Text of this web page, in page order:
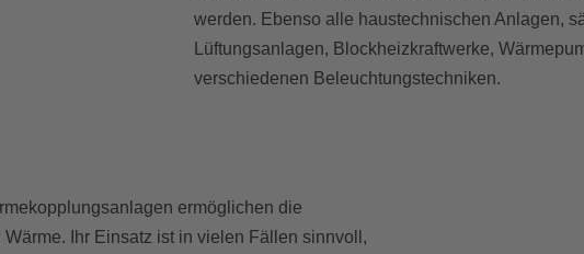
werden. Ebenso alle haustechnischen Anlagen,
Lüftungsanlagen, Blockheizkraftwerke,
verschiedenen Beleuchtungstechniken.
ermöglichen die
Ihr Einsatz ist in vielen Fällen sinnvoll,